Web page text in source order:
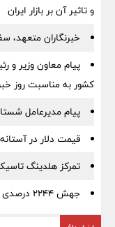
و تاثیر آن بر بازار ایران
خبرنگاران متعهد،
پیام معاون وزیر
کشور به مناسبت روز
پیام مدیرعامل
قیمت دلار در
تمرکز هلدینگ
جهش ۲۲۴۴ درصدی صادرات شرکت کربن ایران